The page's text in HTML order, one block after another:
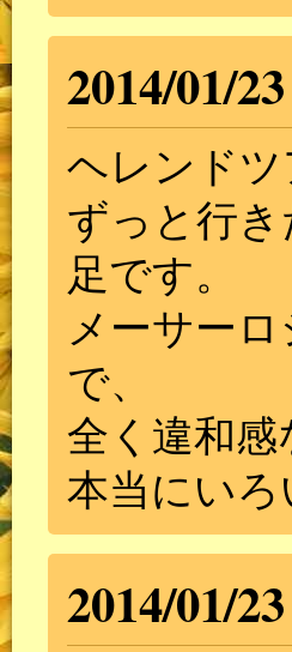
2014/01/
ヘレンド
ずっと行
足です。
メーサー
で、
全く違和
本当にい
2014/01/